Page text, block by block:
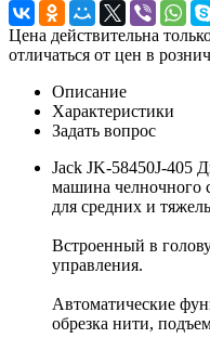
Цена действительна
отличаться от цен в
Описание
Характеристики
Задать вопрос
Jack JK-58450J-405
машина челночного
для средних и
Встроенный в
управления.
Автоматические
обрезка нити,